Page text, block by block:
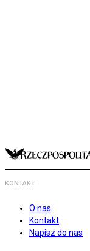
KONTAKT
O nas
Kontakt
Napisz do nas